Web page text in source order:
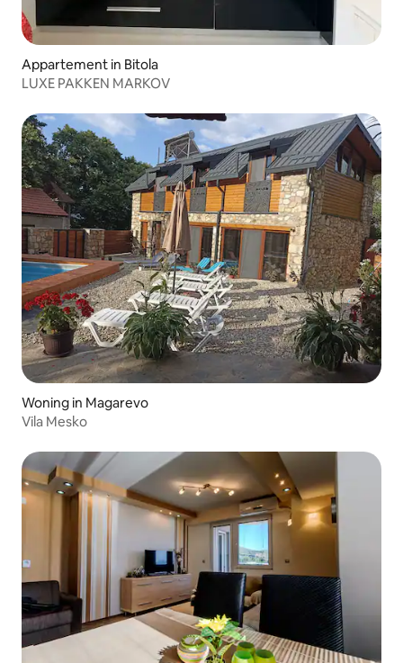
Appartement in Bitola
LUXE PAKKEN MARKOV
Woning in Magarevo
Vila Mesko